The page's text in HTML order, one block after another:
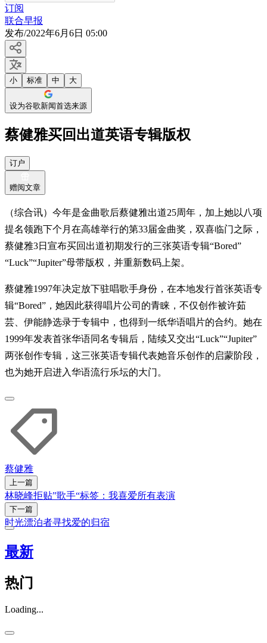
订阅
联合早报
发布/2022年6月6日 05:00
小 标准 中 大
设为谷歌新闻首选来源
蔡健雅买回出道英语专辑版权
订户
赠阅文章
（综合讯）今年是金曲歌后蔡健雅出道25周年，加上她以八项
提名领跑下个月在高雄举行的第33届金曲奖，双喜临门之际，
蔡健雅3日宣布买回出道初期发行的三张英语专辑“Bored”
“Luck”“Jupiter”母带版权，并重新数码上架。
蔡健雅1997年决定放下驻唱歌手身份，在本地发行首张英语专
辑“Bored”，她因此获得唱片公司的青睐，不仅创作被许茹
芸、伊能静选录于专辑中，也得到一纸华语唱片的合约。她在
1999年发表首张华语同名专辑后，陆续又交出“Luck”“Jupiter”
两张创作专辑，这三张英语专辑代表她音乐创作的启蒙阶段，
也为她开启进入华语流行乐坛的大门。
蔡健雅
上一篇
林晓峰拒贴”歌手“标签：我喜爱所有表演
下一篇
时光漂泊者寻找爱的归宿
最新
热门
Loading...